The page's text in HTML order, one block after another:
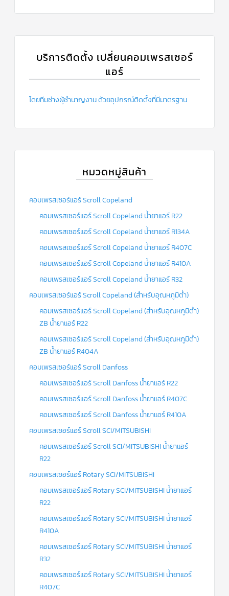
บริการติดตั้ง เปลี่ยนคอมเพรสเซอร์
แอร์
โดยทีมช่างผู้ชำนาญงาน ด้วยอุปกรณ์ติดตั้งที่มีมาตรฐาน
หมวดหมู่สินค้า
คอมเพรสเซอร์แอร์ Scroll Copeland
คอมเพรสเซอร์แอร์ Scroll Copeland น้ำยาแอร์ R22
คอมเพรสเซอร์แอร์ Scroll Copeland น้ำยาแอร์ R134A
คอมเพรสเซอร์แอร์ Scroll Copeland น้ำยาแอร์ R407C
คอมเพรสเซอร์แอร์ Scroll Copeland น้ำยาแอร์ R410A
คอมเพรสเซอร์แอร์ Scroll Copeland น้ำยาแอร์ R32
คอมเพรสเซอร์แอร์ Scroll Copeland (สำหรับอุณหภูมิต่ำ)
คอมเพรสเซอร์แอร์ Scroll Copeland (สำหรับอุณหภูมิต่ำ)
ZB น้ำยาแอร์ R22
คอมเพรสเซอร์แอร์ Scroll Copeland (สำหรับอุณหภูมิต่ำ)
ZB น้ำยาแอร์ R404A
คอมเพรสเซอร์แอร์ Scroll Danfoss
คอมเพรสเซอร์แอร์ Scroll Danfoss น้ำยาแอร์ R22
คอมเพรสเซอร์แอร์ Scroll Danfoss น้ำยาแอร์ R407C
คอมเพรสเซอร์แอร์ Scroll Danfoss น้ำยาแอร์ R410A
คอมเพรสเซอร์แอร์ Scroll SCI/MITSUBISHI
คอมเพรสเซอร์แอร์ Scroll SCI/MITSUBISHI น้ำยาแอร์
R22
คอมเพรสเซอร์แอร์ Rotary SCI/MITSUBISHI
คอมเพรสเซอร์แอร์ Rotary SCI/MITSUBISHI น้ำยาแอร์
R22
คอมเพรสเซอร์แอร์ Rotary SCI/MITSUBISHI น้ำยาแอร์
R410A
คอมเพรสเซอร์แอร์ Rotary SCI/MITSUBISHI น้ำยาแอร์
R32
คอมเพรสเซอร์แอร์ Rotary SCI/MITSUBISHI น้ำยาแอร์
R407C